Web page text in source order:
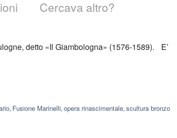
Cercava altro?
detto «Il Giambologna» (1576-1589). E’
, Fusione Marinelli, opera rinascimentale, scultura bronzo